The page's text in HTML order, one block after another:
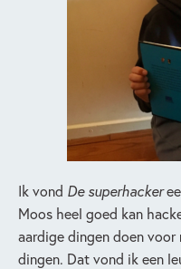
Ik vond De superhacker
Moos heel goed kan
aardige dingen doen
dingen. Dat vond ik een